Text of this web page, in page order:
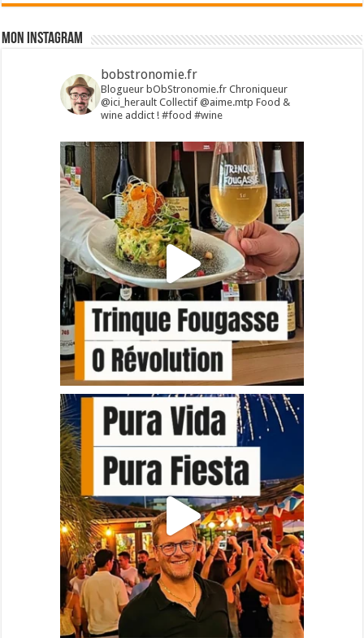
Mon Instagram
bobstronomie.fr
Blogueur bObStronomie.fr Chroniqueur
@ici_heraultCollectif @aime.mtp Food &
wine addict !#food #wine